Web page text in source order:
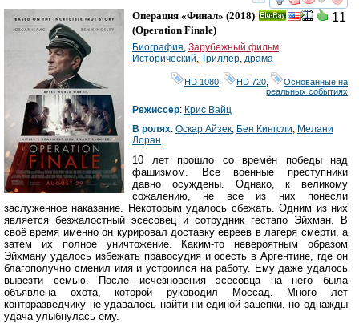
смотреть
11
Операция «Финал» (2018)
(Operation Finale)
Биография, Зарубежный фильм,
Исторический, Триллер, драма
HD 1080 HD 720
Основанные на
реальных событиях
Режиссер: Крис Вайц
В ролях: Оскар Айзек, Бен Кингсли, Мелани
Лоран
10 лет прошло со времён победы над
фашизмом. Все военные преступники
давно осуждены. Однако, к великому
сожалению, не все из них понесли
заслуженное наказание. Некоторым удалось сбежать. Одним из них
является безжалостный эсесовец и сотрудник гестапо Эйхман. В
своё время именно он курировал доставку евреев в лагеря смерти, а
затем их полное уничтожение. Каким-то невероятным образом
Эйхману удалось избежать правосудия и осесть в Аргентине, где он
благополучно сменил имя и устроился на работу. Ему даже удалось
вывезти семью. После исчезновения эсесовца на него была
объявлена охота, которой руководил Моссад. Много лет
контрразведчику не удавалось найти ни единой зацепки, но однажды
удача улыбнулась ему.